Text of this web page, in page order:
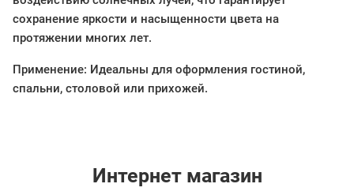
сохранение яркости и насыщенности цвета на
протяжении многих лет.
Применение: Идеальны для оформления гостиной,
спальни, столовой или прихожей.
Интернет магазин